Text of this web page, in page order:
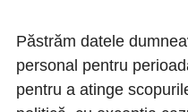
Păstrăm datele
personal pentru
pentru a atinge